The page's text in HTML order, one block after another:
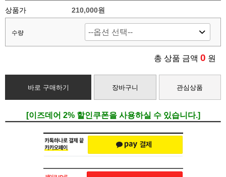
상품가 210,000원
수량
총 상품 금액 0 원
바로 구매하기 장바구니 관심상품
[이즈데어 2% 할인쿠폰을 사용하실 수 있습니다.]